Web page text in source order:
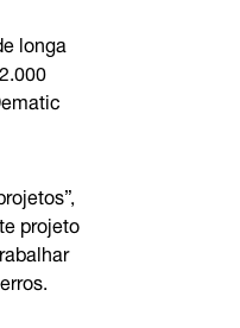
longa
projeto